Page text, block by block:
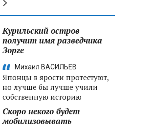
Курильский остров
получит имя разведчика
Зорге
Михаил ВАСИЛЬЕВ
Японцы в ярости протестуют,
но лучше бы лучше учили
собственную историю
Скоро некого будет
мобилизовывать